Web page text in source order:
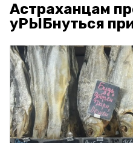
Астраханцам
уРЫБнуться